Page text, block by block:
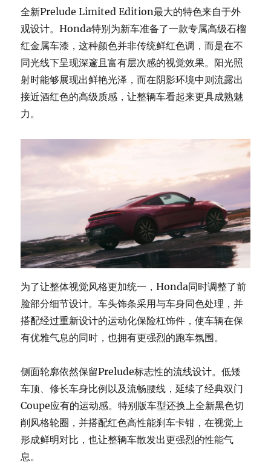
全新Prelude Limited Edition最大的特色来自于外
观设计。Honda特别为新车准备了一款专属高级石榴
红金属车漆，这种颜色并非传统鲜红色调，而是在不
同光线下呈现深邃且富有层次感的视觉效果。阳光照
射时能够展现出鲜艳光泽，而在阴影环境中则流露出
接近酒红色的高级质感，让整辆车看起来更具成熟魅
力。
为了让整体视觉风格更加统一，Honda同时调整了前
脸部分细节设计。车头饰条采用与车身同色处理，并
搭配经过重新设计的运动化保险杠饰件，使车辆在保
有优雅气息的同时，也拥有更强烈的跑车氛围。
侧面轮廓依然保留Prelude标志性的流线设计。低矮
车顶、修长车身比例以及流畅腰线，延续了经典双门
Coupe应有的运动感。特别版车型还换上全新黑色切
削风格轮圈，并搭配红色高性能刹车卡钳，在视觉上
形成鲜明对比，也让整辆车散发出更强烈的性能气
息。